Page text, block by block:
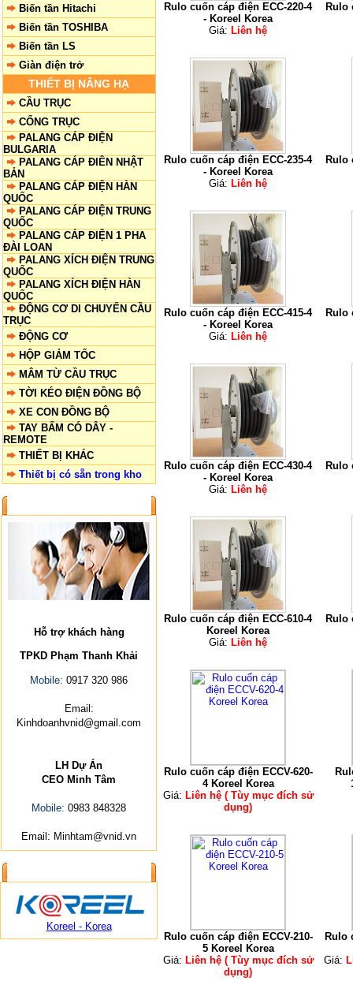
Biến tần Hitachi
Biến tần TOSHIBA
Biến tần LS
Giàn điện trở
THIẾT BỊ NÂNG HẠ
CẦU TRỤC
CỔNG TRỤC
PALANG CÁP ĐIỆN
BULGARIA
PALANG CÁP ĐIÊN NHẬT
BẢN
PALANG CÁP ĐIỆN HÀN
QUỐC
PALANG CÁP ĐIỆN TRUNG
QUỐC
PALANG CÁP ĐIỆN 1 PHA
ĐÀI LOAN
PALANG XÍCH ĐIỆN TRUNG
QUỐC
PALANG XÍCH ĐIỆN HÀN
QUỐC
ĐỘNG CƠ DI CHUYỂN CẦU
TRỤC
ĐỘNG CƠ
HỘP GIẢM TỐC
MÂM TỪ CẦU TRỤC
TỜI KÉO ĐIỆN ĐỒNG BỘ
XE CON ĐỒNG BỘ
TAY BẤM CÓ DÂY -
REMOTE
THIẾT BỊ KHÁC
Thiết bị có sẵn trong kho
Hỗ trợ khách hàng
TPKD Phạm Thanh Khải
Mobile: 0917 320 986
Email:
Kinhdoanhvnid@gmail.com
LH Dự Án
CEO Minh Tâm
Mobile: 0983 848328
Email: Minhtam@vnid.vn
Koreel - Korea
Rulo cuốn cáp điện ECC-220-4
- Koreel Korea
Giá: Liên hệ
Rulo
Rulo cuốn cáp điện ECC-235-4
- Koreel Korea
Giá: Liên hệ
Rulo
Rulo cuốn cáp điện ECC-415-4
- Koreel Korea
Giá: Liên hệ
Rulo
Rulo cuốn cáp điện ECC-430-4
- Koreel Korea
Giá: Liên hệ
Rulo
Rulo cuốn cáp điện ECC-610-4
Koreel Korea
Giá: Liên hệ
Rulo
Rulo cuốn cáp điện ECCV-620-
4 Koreel Korea
Giá: Liên hệ ( Tùy mục đích sử
dụng)
Rulo cuốn cáp điện ECCV-210-
5 Koreel Korea
Giá: Liên hệ ( Tùy mục đích sử
dụng)
Rulo
Giá: